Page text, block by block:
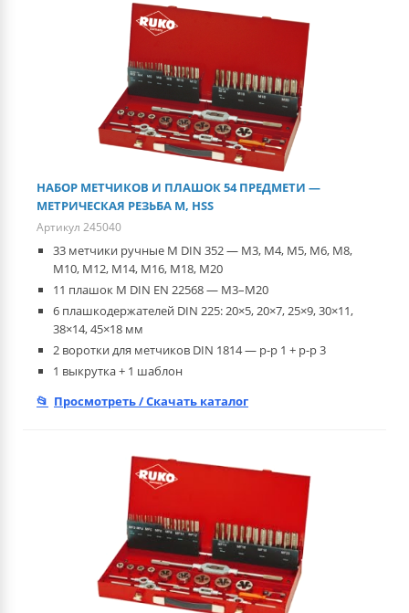
НАБОР МЕТЧИКОВ И ПЛАШОК 54 ПРЕДМЕТИ —
МЕТРИЧЕСКАЯ РЕЗЬБА М, HSS
Артикул 245040
33 метчики ручные M DIN 352 — M3, M4, M5, M6, M8,
M10, M12, M14, M16, M18, M20
11 плашок M DIN EN 22568 — M3–M20
6 плашкодержателей DIN 225: 20×5, 20×7, 25×9, 30×11,
38×14, 45×18 мм
2 воротки для метчиков DIN 1814 — р-р 1 + р-р 3
1 выкрутка + 1 шаблон
Просмотреть / Скачать каталог